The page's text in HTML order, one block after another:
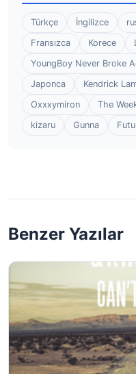
Türkçe İngilizce
Fransızca
Korece
YoungBoy Never Broke
Japonca
Kendrick
Oxxxymiron
The
kizaru
Gunna
Benzer Yazılar